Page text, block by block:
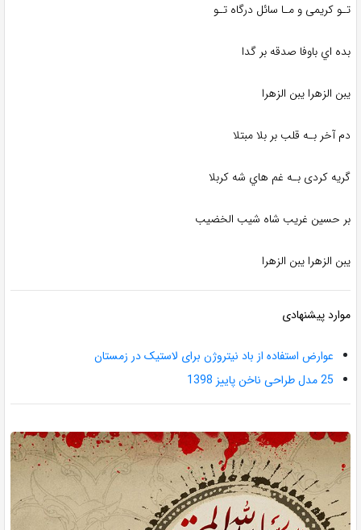
تـو کریمی و مـا سائل درگاه تـو
بده اي باوفا صدقه بر گدا
یبن الزهرا یبن الزهرا
دم آخر بـه قلب بر بلا مبتلا
گریه کردی بـه غم هاي شه کربلا
بر حسین غریب شاه شیب الخضیب
یبن الزهرا یبن الزهرا
موارد پیشنهادی
عوارض استفاده از باد نیتروژن برای لاستیک در زمستان
25 مدل طراحی ناخن پاییز 1398